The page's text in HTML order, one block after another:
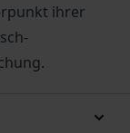
ihrer